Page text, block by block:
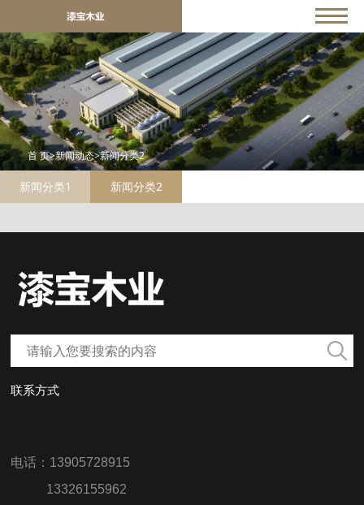
首 页>新闻动态>新闻分类2
新闻分类1 新闻分类2
联系方式
电话：13905728915
13326155962